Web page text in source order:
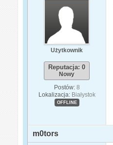
Użytkownik
Reputacja: 0
Nowy
Postów: 8
Lokalizacja: Białystok
OFFLINE
m0tors